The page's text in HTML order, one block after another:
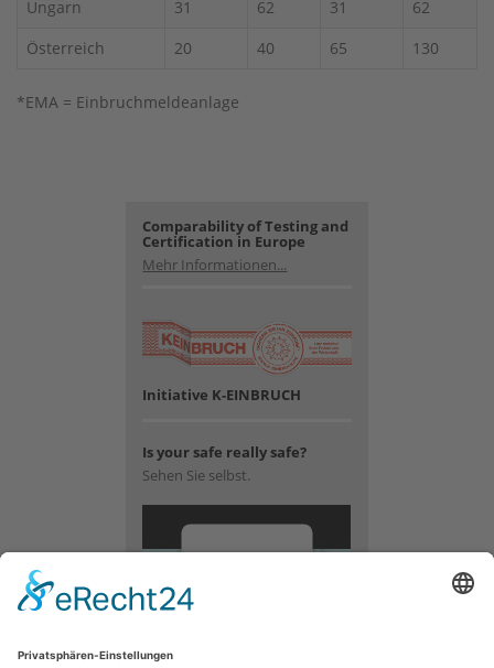
Ungarn 31 62 31
62
Österreich
20 40 65 130
*EMA = Einbruchmeldeanlage
Comparability of Testing and
Certification in Europe
Mehr Informationen...
Initiative K-EINBRUCH
Is your safe really safe?
Sehen Sie selbst.